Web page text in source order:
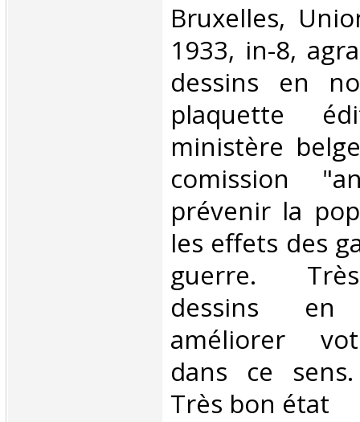
‎Bruxelles,
1933, in-8,
dessins en
plaquette
ministère
comission
prévenir la
les effets des
guerre.
dessins
améliorer
dans ce
Très bon état ‎